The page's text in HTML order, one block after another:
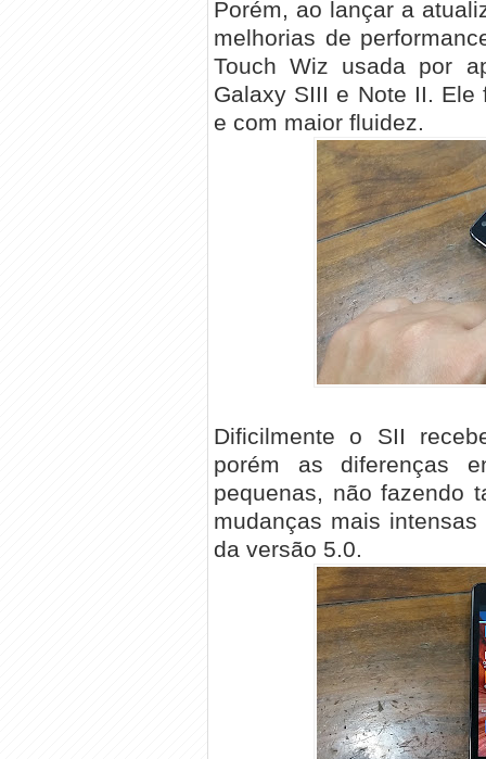
Porém, ao lançar a
melhorias de
Touch Wiz usada por
Galaxy SIII e Note II.
e com maior fluidez.
Dificilmente o SII
porém as diferenças
pequenas, não fazendo
mudanças mais
da versão 5.0.